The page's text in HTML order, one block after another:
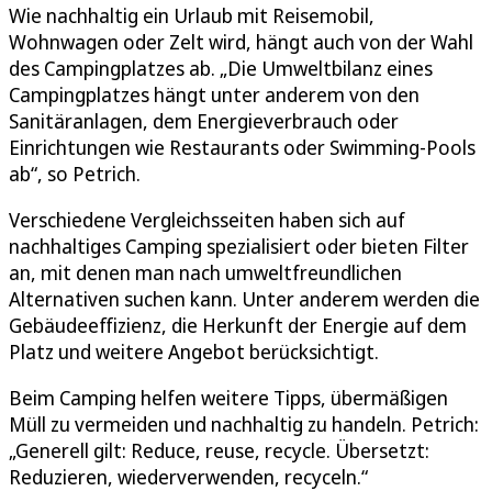
Wie nachhaltig ein Urlaub mit Reisemobil,
Wohnwagen oder Zelt wird, hängt auch von der Wahl
des Campingplatzes ab. „Die Umweltbilanz eines
Campingplatzes hängt unter anderem von den
Sanitäranlagen, dem Energieverbrauch oder
Einrichtungen wie Restaurants oder Swimming-Pools
ab“, so Petrich.
Verschiedene Vergleichsseiten haben sich auf
nachhaltiges Camping spezialisiert oder bieten Filter
an, mit denen man nach umweltfreundlichen
Alternativen suchen kann. Unter anderem werden die
Gebäudeeffizienz, die Herkunft der Energie auf dem
Platz und weitere Angebot berücksichtigt.
Beim Camping helfen weitere Tipps, übermäßigen
Müll zu vermeiden und nachhaltig zu handeln. Petrich:
„Generell gilt: Reduce, reuse, recycle. Übersetzt:
Reduzieren, wiederverwenden, recyceln.“